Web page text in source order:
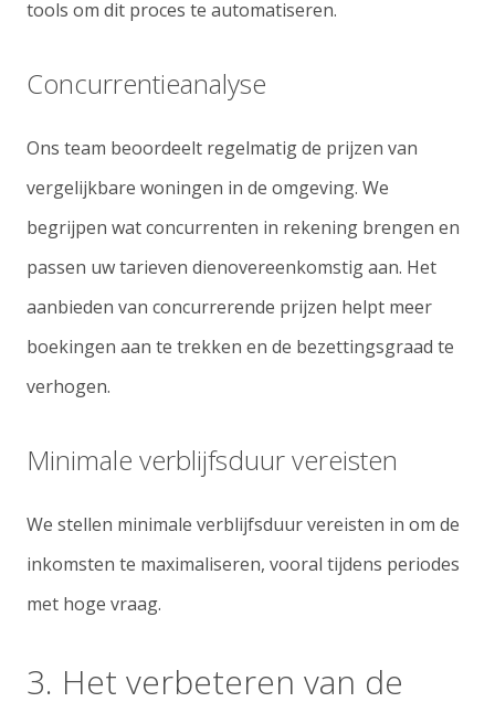
tools om dit proces te automatiseren.
Concurrentieanalyse
Ons team beoordeelt regelmatig de prijzen van
vergelijkbare woningen in de omgeving. We
begrijpen wat concurrenten in rekening brengen en
passen uw tarieven dienovereenkomstig aan. Het
aanbieden van concurrerende prijzen helpt meer
boekingen aan te trekken en de bezettingsgraad te
verhogen.
Minimale verblijfsduur vereisten
We stellen minimale verblijfsduur vereisten in om de
inkomsten te maximaliseren, vooral tijdens periodes
met hoge vraag.
3. Het verbeteren van de